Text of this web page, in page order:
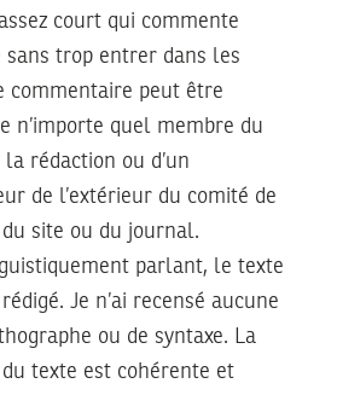
court qui commente
sans trop entrer dans les
commentaire peut être
n’importe quel membre du
rédaction ou d’un
de l’extérieur du comité de
site ou du journal.
parlant, le texte
Je n’ai recensé aucune
ou de syntaxe. La
texte est cohérente et